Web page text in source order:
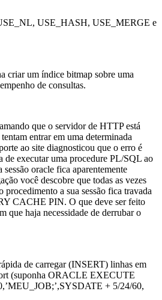
USE_HASH, USE_MERGE e
criar um índice bitmap sobre uma
de consultas.
que o servidor de HTTP está
entrar em uma determinada
ao site diagnosticou que o erro é
de executar uma procedure PL/SQL ao
oracle fica aparentemente
você descobre que todas as vezes
procedimento a sua sessão fica travada
CACHE PIN. O que deve ser feito
que haja necessidade de derrubar o
de carregar (INSERT) linhas em
(suponha ORACLE EXECUTE
+ 5/24/60,